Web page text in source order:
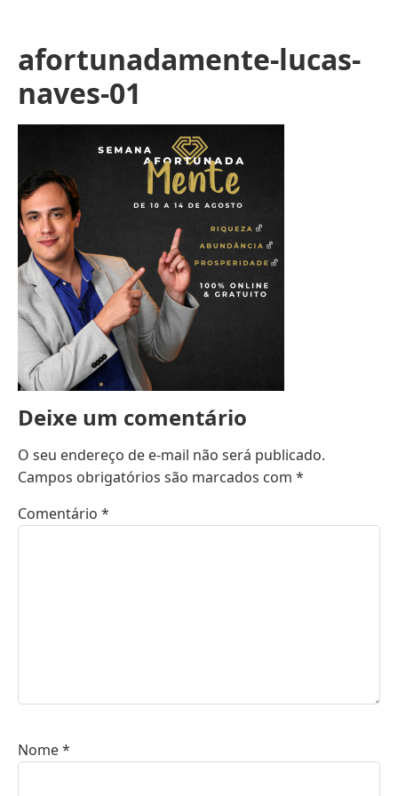
afortunadamente-lucas-
naves-01
Deixe um comentário
O seu endereço de e-mail não será publicado.
Campos obrigatórios são marcados com *
Comentário *
Nome*